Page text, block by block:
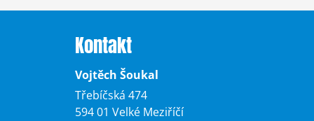
Kontakt
Vojtěch Šoukal
Třebíčská 474
594 01 Velké Meziříčí